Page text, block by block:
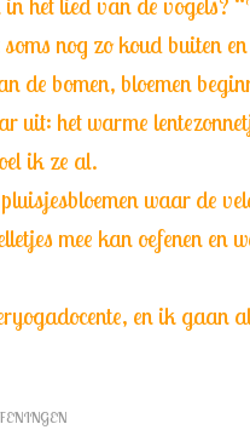
nog zo koud buiten
de bomen, bloemen
uit: het warme
ik ze al.
waar de
mee kan oefenen en
en ik gaan